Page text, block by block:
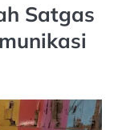
Satgas